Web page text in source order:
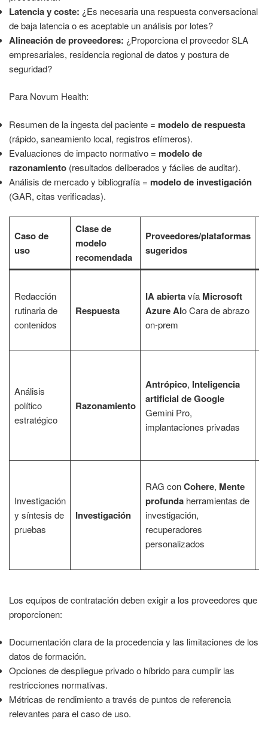
Latencia y coste: ¿Es necesaria una respuesta conversacional
de baja latencia o es aceptable un análisis por lotes?
Alineación de proveedores: ¿Proporciona el proveedor SLA
empresariales, residencia regional de datos y postura de
seguridad?
Para Novum Health:
Resumen de la ingesta del paciente = modelo de respuesta
(rápido, saneamiento local, registros efímeros).
Evaluaciones de impacto normativo = modelo de
razonamiento (resultados deliberados y fáciles de auditar).
Análisis de mercado y bibliografía = modelo de investigación
(GAR, citas verificadas).
Caso de
uso
Clase de
modelo
recomendada
Proveedores/plataformas
sugeridos
Redacción
rutinaria de
contenidos
Respuesta
IA abiertavía Microsoft
Azure AIo Cara de abrazo
on-prem
Análisis
político
estratégico
Razonamiento
Antrópico, Inteligencia
artificial de Google
Gemini Pro,
implantaciones privadas
Investigación
y síntesis de
pruebas
Investigación
RAG conCohere, Mente
profundaherramientas de
investigación,
recuperadores
personalizados
Los equipos de contratación deben exigir a los proveedores que
proporcionen:
Documentación clara de la procedencia y las limitaciones de los
datos de formación.
Opciones de despliegue privado o híbrido para cumplir las
restricciones normativas.
Métricas de rendimiento a través de puntos de referencia
relevantes para el caso de uso.